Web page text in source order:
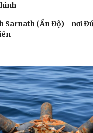
Sarnath (Ấn Độ) - nơi